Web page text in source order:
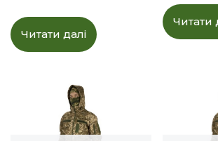
Читати далі
Читати